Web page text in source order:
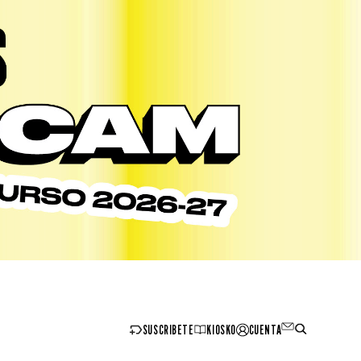
SUSCRIBETE KIOSKO CUENTA